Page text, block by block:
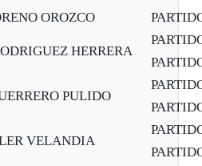
OROZCO
HERRERA
PULIDO
VELANDIA